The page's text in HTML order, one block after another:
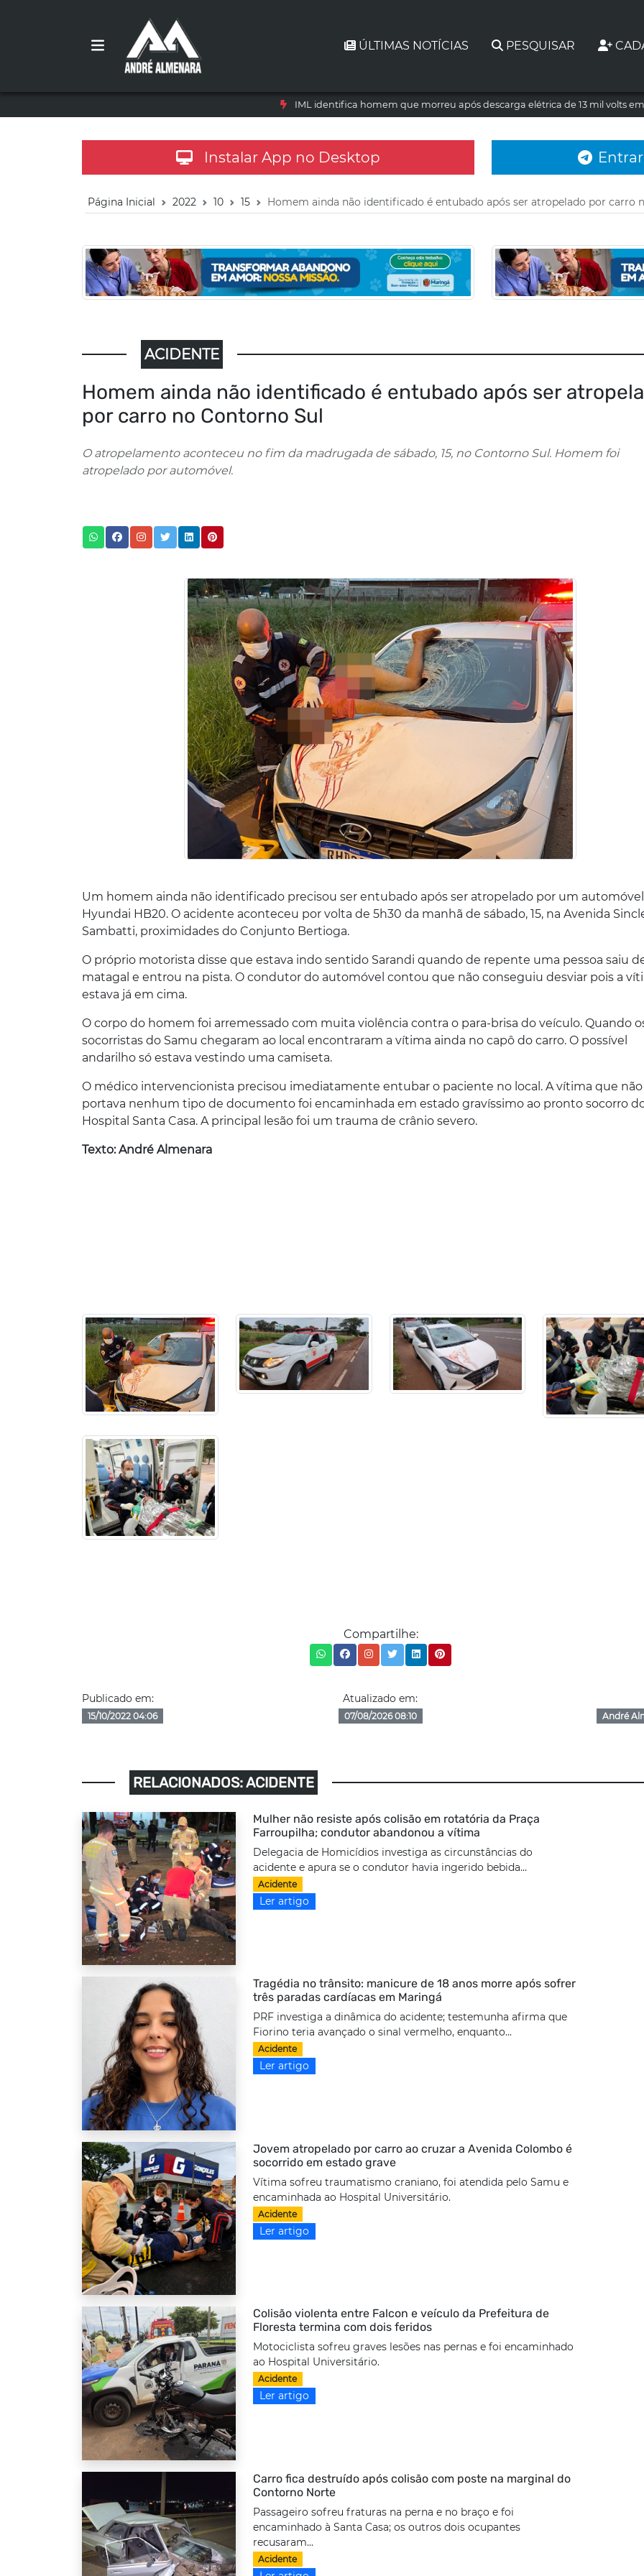
ÚLTIMAS NOTÍCIAS PESQUISAR
IML identifica homem que morreu após descarga elétrica de 13 mil volts
Instalar App no Desktop
Página Inicial 2022 10 15 Homem ainda não identificado é entubado após ser atropelado por carro
ACIDENTE
Homem ainda não identificado é entubado após ser
por carro no Contorno Sul
O atropelamento aconteceu no fim da madrugada de sábado, 15, no Contorno Sul. Homem foi
atropelado por automóvel.
Um homem ainda não identificado precisou ser entubado após ser atropelado por um automóvel
Hyundai HB20. O acidente aconteceu por volta de 5h30 da manhã de sábado, 15, na Avenida
Sambatti, proximidades do Conjunto Bertioga.
O próprio motorista disse que estava indo sentido Sarandi quando de repente uma pessoa saiu
matagal e entrou na pista. O condutor do automóvel contou que não conseguiu desviar pois a
estava já em cima.
O corpo do homem foi arremessado com muita violência contra o para-brisa do veículo. Quando
socorristas do Samu chegaram ao local encontraram a vítima ainda no capô do carro. O possível
andarilho só estava vestindo uma camiseta.
O médico intervencionista precisou imediatamente entubar o paciente no local. A vítima que não
portava nenhum tipo de documento foi encaminhada em estado gravíssimo ao pronto socorro
Hospital Santa Casa. A principal lesão foi um trauma de crânio severo.
Texto: André Almenara
Compartilhe:
Publicado em:
15/10/2022 04:06
Atualizado em:
07/08/2026 08:10 André
RELACIONADOS: ACIDENTE
Mulher não resiste após colisão em rotatória da Praça
Farroupilha; condutor abandonou a vítima
Delegacia de Homicídios investiga as circunstâncias do
acidente e apura se o condutor havia ingerido bebida...
Acidente
Ler artigo
Tragédia no trânsito: manicure de 18 anos morre após sofrer
três paradas cardíacas em Maringá
PRF investiga a dinâmica do acidente; testemunha afirma que
Fiorino teria avançado o sinal vermelho, enquanto...
Acidente
Ler artigo
Jovem atropelado por carro ao cruzar a Avenida Colombo é
socorrido em estado grave
Vítima sofreu traumatismo craniano, foi atendida pelo Samu e
encaminhada ao Hospital Universitário.
Acidente
Ler artigo
Colisão violenta entre Falcon e veículo da Prefeitura de
Floresta termina com dois feridos
Motociclista sofreu graves lesões nas pernas e foi encaminhado
ao Hospital Universitário.
Acidente
Ler artigo
Carro fica destruído após colisão com poste na marginal do
Contorno Norte
Passageiro sofreu fraturas na perna e no braço e foi
encaminhado à Santa Casa; os outros dois ocupantes
recusaram...
Acidente